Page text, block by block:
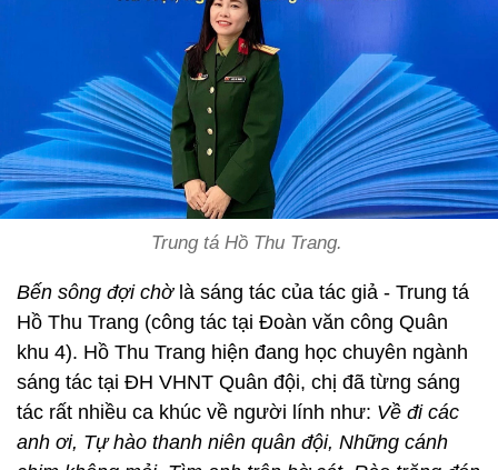
Trung tá Hồ Thu Trang.
Bến sông đợi chờlà sáng tác của tác giả - Trung tá
Hồ Thu Trang (công tác tại Đoàn văn công Quân
khu 4). Hồ Thu Trang hiện đang học chuyên ngành
sáng tác tại ĐH VHNT Quân đội, chị đã từng sáng
tác rất nhiều ca khúc về người lính như: Về đi các
anh ơi, Tự hào thanh niên quân đội, Những cánh